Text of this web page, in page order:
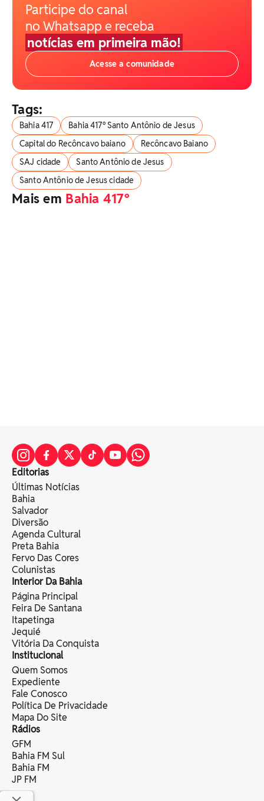
Participe do canal
no Whatsapp e receba
notícias em primeira mão!
Acesse a comunidade
Tags:
Bahia 417
Bahia 417° Santo Antônio de Jesus
Capital do Recôncavo baiano
Recôncavo Baiano
SAJ cidade
Santo Antônio de Jesus
Santo Antônio de Jesus cidade
Mais em Bahia 417º
Editorias
Últimas Notícias
Bahia
Salvador
Diversão
Agenda Cultural
Preta Bahia
Fervo Das Cores
Colunistas
Interior Da Bahia
Página Principal
Feira De Santana
Itapetinga
Jequié
Vitória Da Conquista
Institucional
Quem Somos
Expediente
Fale Conosco
Política De Privacidade
Mapa Do Site
Rádios
GFM
Bahia FM Sul
Bahia FM
JP FM